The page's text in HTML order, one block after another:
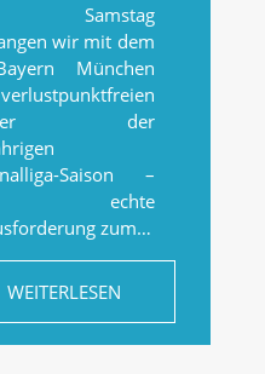
Samstag
wir mit dem
München
der
Saison –
echte
zum…
WEITERLESEN